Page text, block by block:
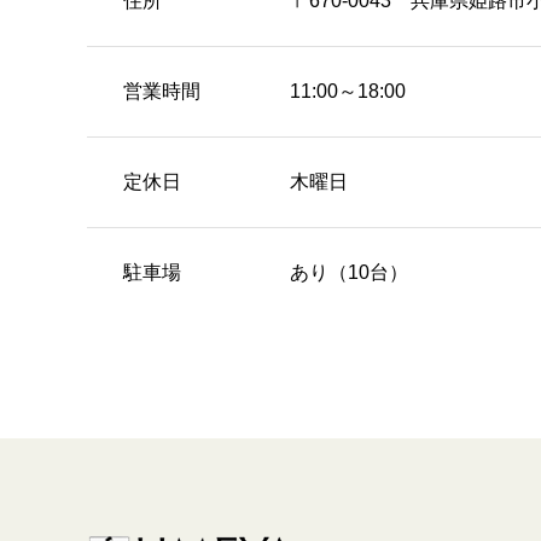
営業時間 11:00～18:00
定休日 木曜日
駐車場 あり（10台）